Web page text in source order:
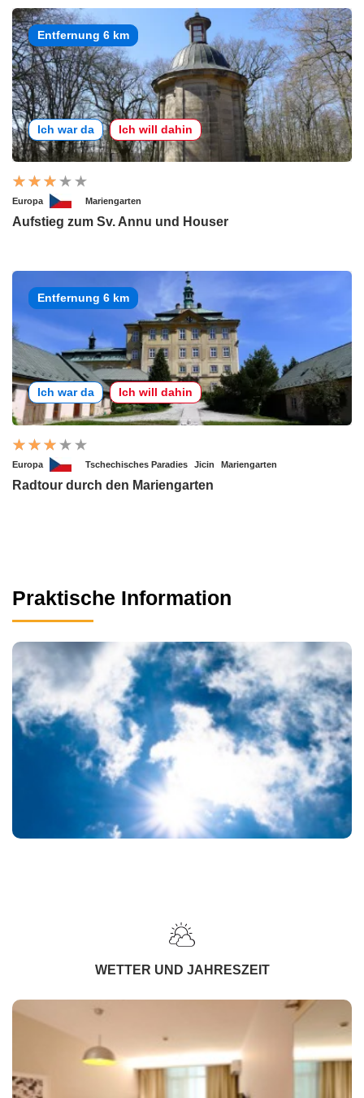
Entfernung 6 km
Ich war da Ich will dahin
Europa Mariengarten
Aufstieg zum Sv. Annu und Houser
Entfernung 6 km
Ich war da Ich will dahin
Europa Tschechisches Paradies Jicin Mariengarten
Radtour durch den Mariengarten
Praktische Information
WETTER UND JAHRESZEIT